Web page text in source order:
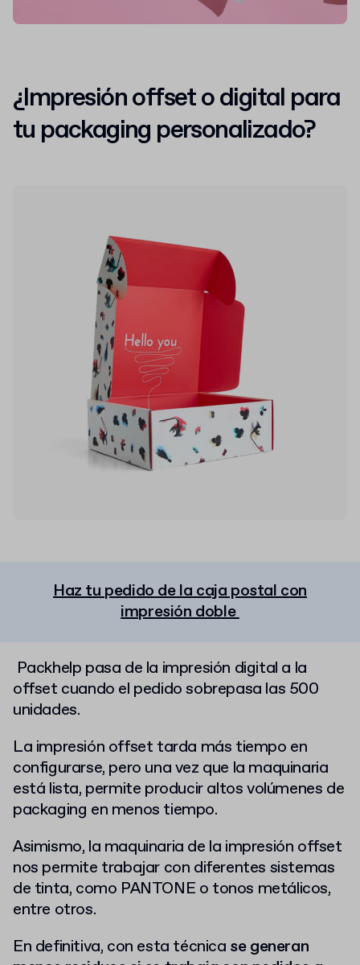
¿Impresión offset o digital para
tu packaging personalizado?
Haz tu pedido de la caja postal con
impresión doble
Packhelp pasa de la impresión digital a la
offset cuando el pedido sobrepasa las 500
unidades.
La impresión offset tarda más tiempo en
configurarse, pero una vez que la maquinaria
está lista, permite producir altos volúmenes de
packaging en menos tiempo.
Asimismo, la maquinaria de la impresión offset
nos permite trabajar con diferentes sistemas
de tinta, como PANTONE o tonos metálicos,
entre otros.
En definitiva, con esta técnica se generan